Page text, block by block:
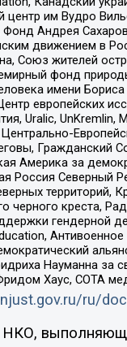
им Вудро
Андрея
движением в
Союз жителей
фонд
имени
европейских
Uralic,
Гражданский
Америка за
Россия Северный
территорий,
черного креста,
гендерной
Науманна за
Хаус, СОТА
ru/